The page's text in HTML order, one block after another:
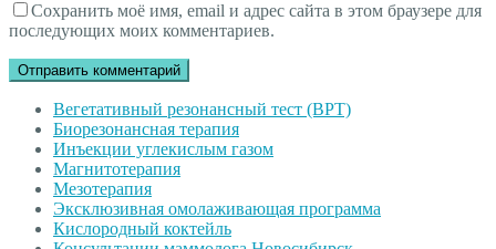
Сохранить моё имя, email и адрес сайта в этом браузере для
последующих моих комментариев.
Вегетативный резонансный тест (ВРТ)
Биорезонансная терапия
Инъекции углекислым газом
Магнитотерапия
Мезотерапия
Эксклюзивная омолаживающая программа
Кислородный коктейль